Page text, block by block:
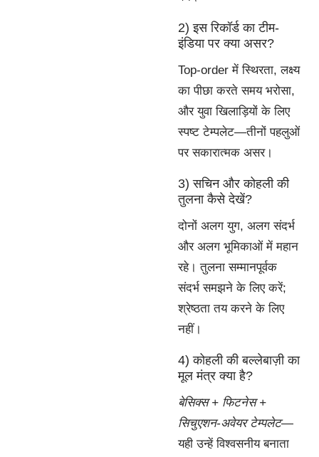
2) इस रिकॉर्ड का टीम-
इंडिया पर क्या असर?
Top-order में स्थिरता, लक्ष्य
का पीछा करते समय भरोसा,
और युवा खिलाड़ियों के लिए
स्पष्ट टेम्पलेट—तीनों पहलुओं
पर सकारात्मक असर।
3) सचिन और कोहली की
तुलना कैसे देखें?
दोनों अलग युग, अलग संदर्भ
और अलग भूमिकाओं में महान
रहे। तुलना सम्मानपूर्वक
संदर्भ समझने के लिए करें;
श्रेष्ठता तय करने के लिए
नहीं।
4) कोहली की बल्लेबाज़ी का
मूल मंत्र क्या है?
बेसिक्स + फिटनेस +
सिचुएशन-अवेयर टेम्पलेट—
यही उन्हें विश्वसनीय बनाता